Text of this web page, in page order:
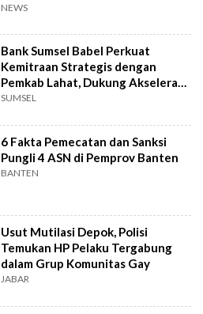
NEWS
Bank Sumsel Babel Perkuat
Kemitraan Strategis dengan
Pemkab Lahat, Dukung Akselerasi
Ekonomi Daerah
SUMSEL
6 Fakta Pemecatan dan Sanksi
Pungli 4 ASN di Pemprov Banten
BANTEN
Usut Mutilasi Depok, Polisi
Temukan HP Pelaku Tergabung
dalam Grup Komunitas Gay
JABAR